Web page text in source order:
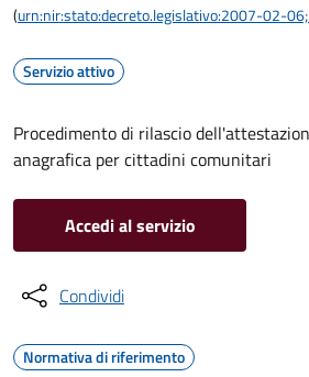
(urn:nir:stato:decreto.legislativo:2007-02-
Servizio attivo
Procedimento di rilascio
anagrafica per cittadini comunitari
Accedi al servizio
Condividi
Normativa di riferimento